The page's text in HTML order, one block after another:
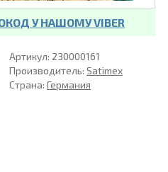
У НАШОМУ VIBER
Артикул: 230000161
Производитель: Satimex
Страна: Германия